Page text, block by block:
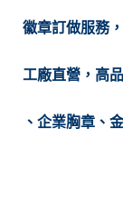
徽章訂做服務
工廠直營，高
、企業胸章、